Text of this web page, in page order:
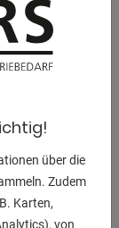
über die
Zudem
Karten,
von